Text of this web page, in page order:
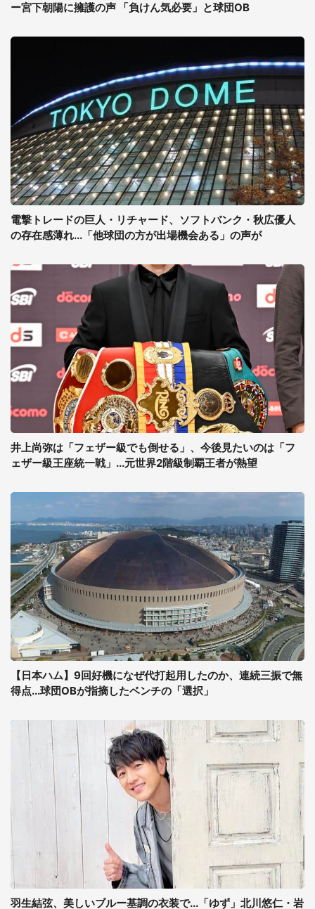
ー宮下朝陽に擁護の声 「負けん気必要」と球団OB
電撃トレードの巨人・リチャード、ソフトバンク・秋広優人
の存在感薄れ...「他球団の方が出場機会ある」の声が
井上尚弥は「フェザー級でも倒せる」、今後見たいのは「フ
ェザー級王座統一戦」...元世界2階級制覇王者が熱望
【日本ハム】9回好機になぜ代打起用したのか、連続三振で無
得点...球団OBが指摘したベンチの「選択」
羽生結弦、美しいブルー基調の衣装で...「ゆず」北川悠仁・岩